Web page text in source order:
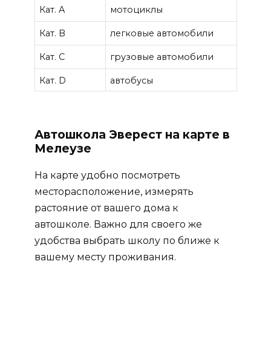
Кат. A мотоциклы
Кат. B легковые автомобили
Кат. C грузовые автомобили
Кат. D автобусы
Автошкола Эверест на карте в
Мелеузе
На карте удобно посмотреть
месторасположение, измерять
растояние от вашего дома к
автошколе. Важно для своего же
удобства выбрать школу по ближе к
вашему месту проживания.